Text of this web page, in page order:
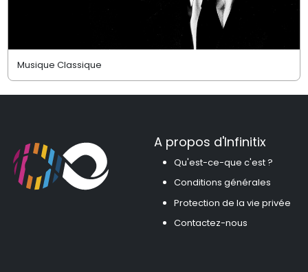
Musique Classique
A propos d'Infinitix
Qu'est-ce-que c'est ?
Conditions générales
Protection de la vie privée
Contactez-nous